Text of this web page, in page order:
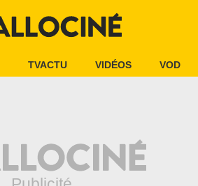
TVACTU VIDÉOS VOD